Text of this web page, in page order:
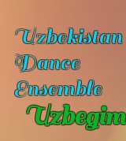
Uzbekistan
Dance
Ensemble
Uzbegim